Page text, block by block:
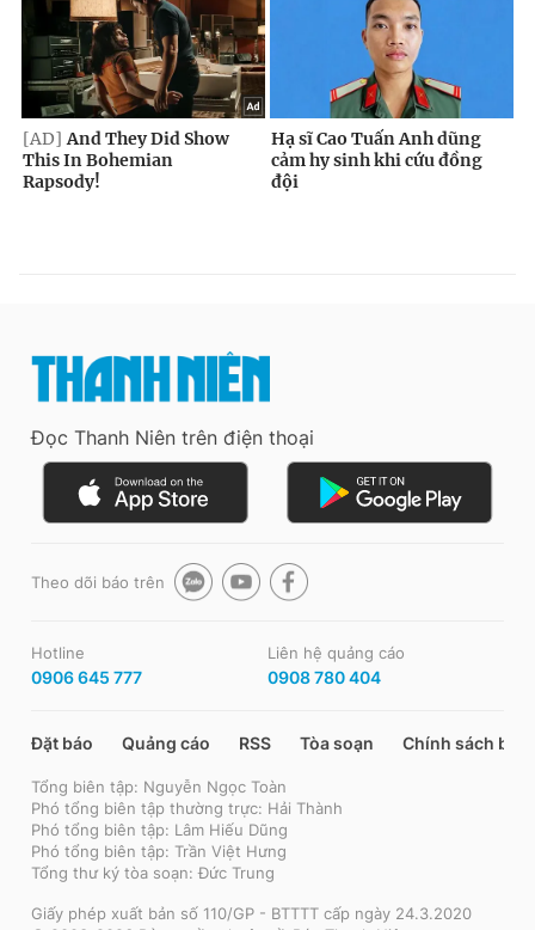
Đọc Thanh Niên trên điện thoại
Theo dõi báo trên
Hotline
0906 645 777
Liên hệ quảng cáo
0908 780 404
Đặt báo Quảng cáo RSS Tòa soạn Chính sách bảo
Tổng biên tập: Nguyễn Ngọc Toàn
Phó tổng biên tập thường trực: Hải Thành
Phó tổng biên tập: Lâm Hiếu Dũng
Phó tổng biên tập: Trần Việt Hưng
Tổng thư ký tòa soạn: Đức Trung
Giấy phép xuất bản số 110/GP - BTTTT cấp ngày 24.3.2020